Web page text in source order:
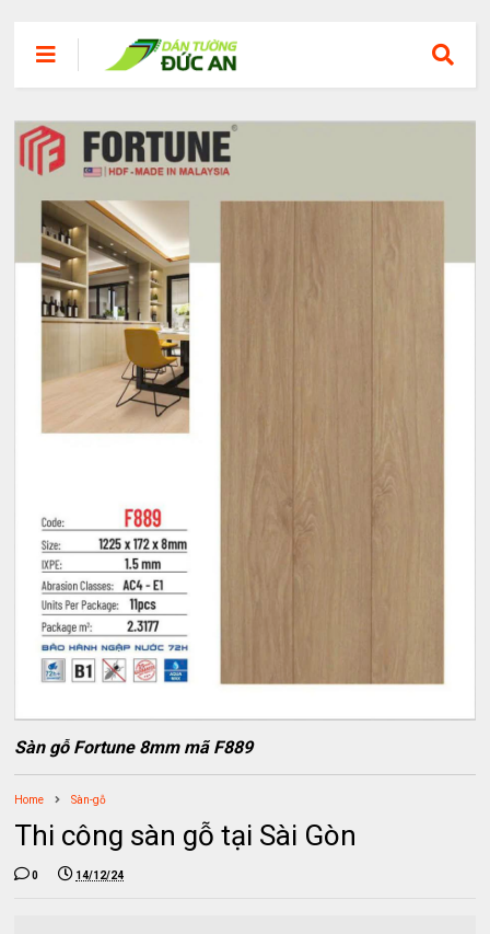
Sàn gỗ Fortune 8mm mã F889
Home Sàn-gỗ
Thi công sàn gỗ tại Sài Gòn
0 14/12/24